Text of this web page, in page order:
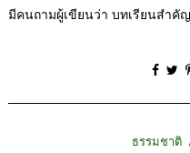
มีคนถามผู้เขียนว่า บทเรียนสำคั
ธรรมชาติ